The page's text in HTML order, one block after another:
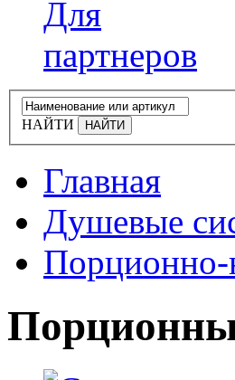
Для
партнеров
НАЙТИ
Главная
Душевые